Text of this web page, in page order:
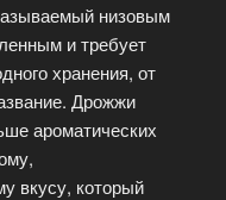
низовым
и требует
хранения, от
Дрожжи
ароматических
вкусу, который